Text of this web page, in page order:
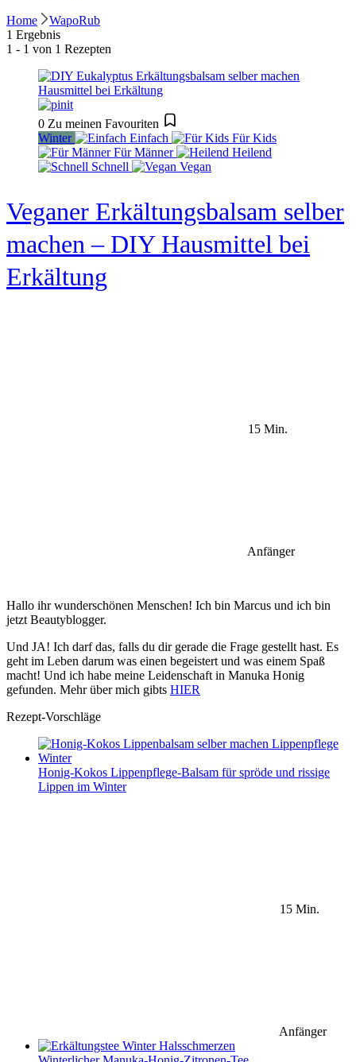
Home
WapoRub
1 Ergebnis
1 - 1 von 1 Rezepten
0 Zu meinen Favouriten
Winter
Einfach
Für Kids
Für Männer
Heilend
Schnell
Vegan
Veganer Erkältungsbalsam selber
machen – DIY Hausmittel bei
Erkältung
15 Min.
Anfänger
Hallo ihr wunderschönen Menschen! Ich bin Marcus und ich bin
jetzt Beautyblogger.
Und JA! Ich darf das, falls du dir gerade die Frage gestellt hast. Es
geht im Leben darum was einen begeistert und was einem Spaß
macht! Und ich habe meine Leidenschaft in Manuka Honig
gefunden. Mehr über mich gibts HIER
Rezept-Vorschläge
Honig-Kokos Lippenpflege-Balsam für spröde und rissige
Lippen im Winter
15 Min.
Anfänger